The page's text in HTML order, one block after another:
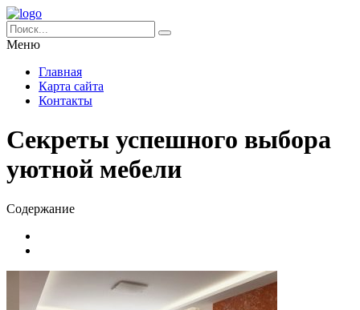
Меню
Главная
Карта сайта
Контакты
Секреты успешного выбора
уютной мебели
Содержание